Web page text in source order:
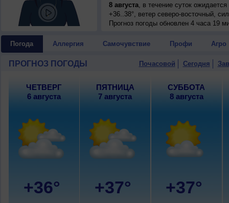
8 августа, в течение суток
+36..38°, ветер северо-восточный,
9 августа, в течение суток
10 августа, ожидается ясная погода;
Прогноз погоды обновлен 4 часа 19
Погода Аллергия Самочувствие Профи Агро
ПРОГНОЗ ПОГОДЫ Почасовой Сегодня
ЧЕТВЕРГ
6 августа
+36°
ПЯТНИЦА
7 августа
+37°
СУББОТА
8 августа
+37°